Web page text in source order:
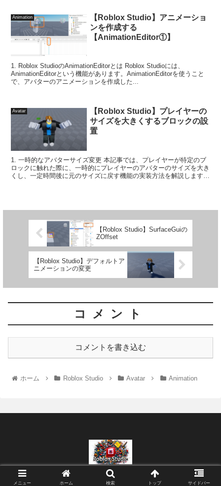
Animation
【Roblox Studio】アニメーショ
ンを作成する
【AnimationEditor①】
1. Roblox StudioのAnimationEditorとは Roblox Studioには、
AnimationEditorという機能があります。AnimationEditorを使うこと
で、アバターのアニメーションを作成した...
Avatar
【Roblox Studio】プレイヤーの
サイズを大きくするブロックの設
置
1. 一時的なアバターサイズ変更 本記事では、プレイヤーが特定のブ
ロックに触れた際に、一時的にプレイヤーのアバターのサイズを大き
くし、一定時間後に元のサイズに戻す機能の実装方法を解説します。
【Roblox Studio】SurfaceGuiの
ZOffset
【Roblox Studio】デフォルトア
ニメーションの変更
コメント
コメントを書き込む
ホーム Roblox Studio Avatar Animation
© 2022 Roblox Studio 制作tips.
メニュー ホーム 検索 トップ サイドバー